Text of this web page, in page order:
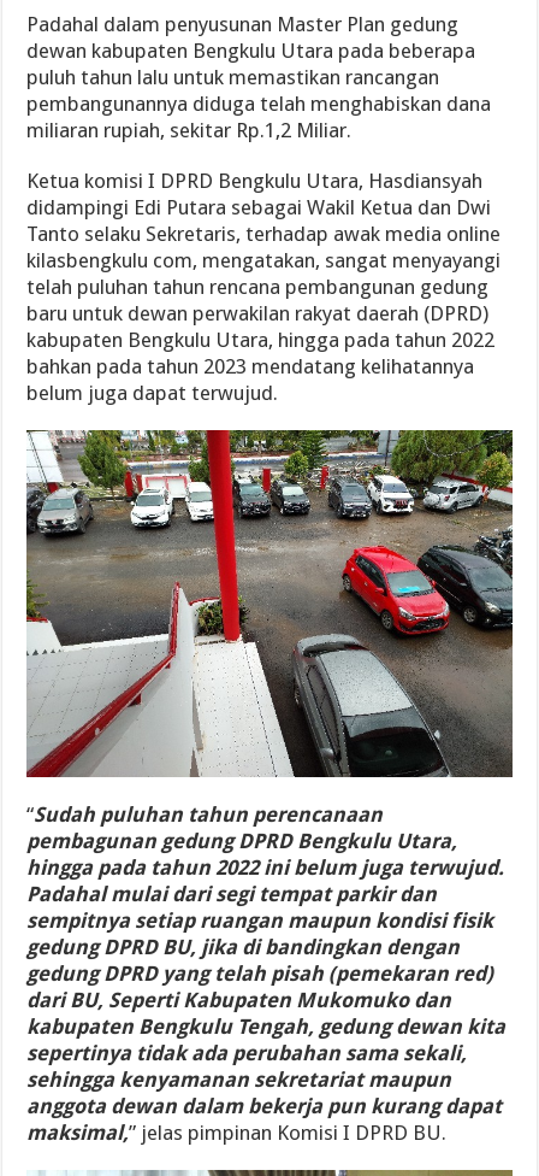
Padahal dalam penyusunan Master Plan gedung
dewan kabupaten Bengkulu Utara pada beberapa
puluh tahun lalu untuk memastikan rancangan
pembangunannya diduga telah menghabiskan dana
miliaran rupiah, sekitar Rp.1,2 Miliar.
Ketua komisi I DPRD Bengkulu Utara, Hasdiansyah
didampingi Edi Putara sebagai Wakil Ketua dan Dwi
Tanto selaku Sekretaris, terhadap awak media online
kilasbengkulu com, mengatakan, sangat menyayangi
telah puluhan tahun rencana pembangunan gedung
baru untuk dewan perwakilan rakyat daerah (DPRD)
kabupaten Bengkulu Utara, hingga pada tahun 2022
bahkan pada tahun 2023 mendatang kelihatannya
belum juga dapat terwujud.
“Sudah puluhan tahun perencanaan
pembagunan gedung DPRD Bengkulu Utara,
hingga pada tahun 2022 ini belum juga terwujud.
Padahal mulai dari segi tempat parkir dan
sempitnya setiap ruangan maupun kondisi fisik
gedung DPRD BU, jika di bandingkan dengan
gedung DPRD yang telah pisah (pemekaran red)
dari BU, Seperti Kabupaten Mukomuko dan
kabupaten Bengkulu Tengah, gedung dewan kita
sepertinya tidak ada perubahan sama sekali,
sehingga kenyamanan sekretariat maupun
anggota dewan dalam bekerja pun kurang dapat
maksimal,” jelas pimpinan Komisi I DPRD BU.